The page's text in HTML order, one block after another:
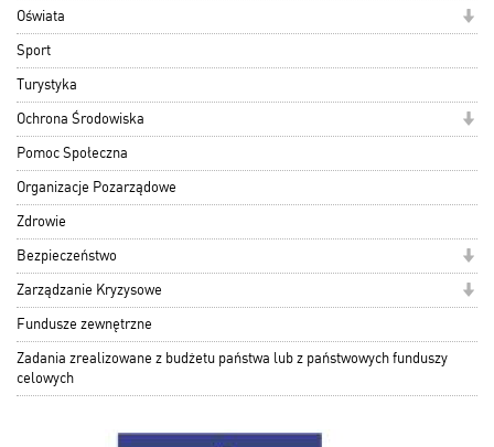
Oświata
Sport
Turystyka
Ochrona Środowiska
Pomoc Społeczna
Organizacje Pozarządowe
Zdrowie
Bezpieczeństwo
Zarządzanie Kryzysowe
Fundusze zewnętrzne
Zadania zrealizowane z budżetu państwa lub z państwowych funduszy
celowych